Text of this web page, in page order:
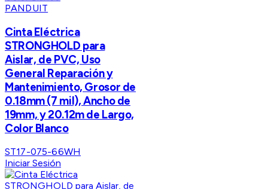
PANDUIT
Cinta Eléctrica
STRONGHOLD para
Aislar, de PVC, Uso
General Reparación y
Mantenimiento, Grosor de
0.18mm (7 mil), Ancho de
19mm, y 20.12m de Largo,
Color Blanco
ST17-075-66WH
Iniciar Sesión